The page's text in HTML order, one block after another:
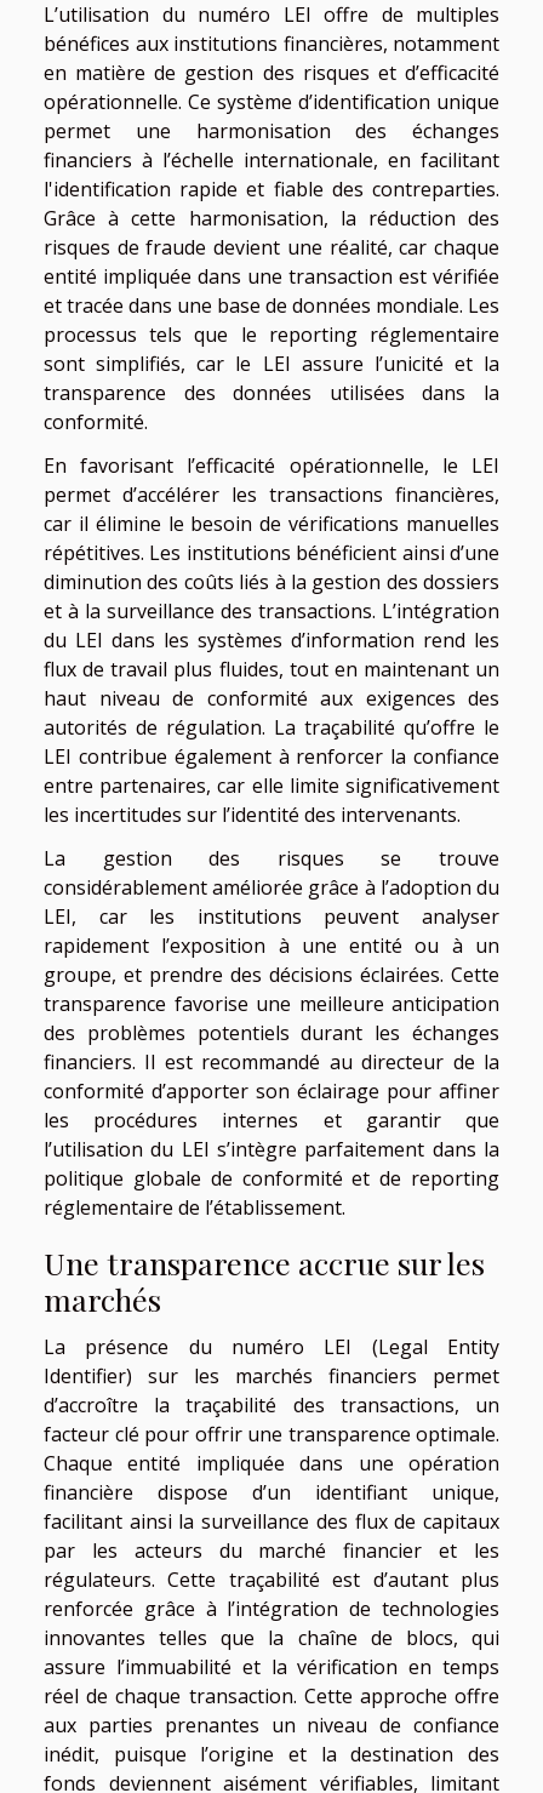
L’utilisation du numéro LEI offre de multiples
bénéfices aux institutions financières, notamment
en matière de gestion des risques et d’efficacité
opérationnelle. Ce système d’identification unique
permet une harmonisation des échanges
financiers à l’échelle internationale, en facilitant
l'identification rapide et fiable des contreparties.
Grâce à cette harmonisation, la réduction des
risques de fraude devient une réalité, car chaque
entité impliquée dans une transaction est vérifiée
et tracée dans une base de données mondiale. Les
processus tels que le reporting réglementaire
sont simplifiés, car le LEI assure l’unicité et la
transparence des données utilisées dans la
conformité.
En favorisant l’efficacité opérationnelle, le LEI
permet d’accélérer les transactions financières,
car il élimine le besoin de vérifications manuelles
répétitives. Les institutions bénéficient ainsi d’une
diminution des coûts liés à la gestion des dossiers
et à la surveillance des transactions. L’intégration
du LEI dans les systèmes d’information rend les
flux de travail plus fluides, tout en maintenant un
haut niveau de conformité aux exigences des
autorités de régulation. La traçabilité qu’offre le
LEI contribue également à renforcer la confiance
entre partenaires, car elle limite significativement
les incertitudes sur l’identité des intervenants.
La gestion des risques se trouve
considérablement améliorée grâce à l’adoption du
LEI, car les institutions peuvent analyser
rapidement l’exposition à une entité ou à un
groupe, et prendre des décisions éclairées. Cette
transparence favorise une meilleure anticipation
des problèmes potentiels durant les échanges
financiers. Il est recommandé au directeur de la
conformité d’apporter son éclairage pour affiner
les procédures internes et garantir que
l’utilisation du LEI s’intègre parfaitement dans la
politique globale de conformité et de reporting
réglementaire de l’établissement.
Une transparence accrue sur les
marchés
La présence du numéro LEI (Legal Entity
Identifier) sur les marchés financiers permet
d’accroître la traçabilité des transactions, un
facteur clé pour offrir une transparence optimale.
Chaque entité impliquée dans une opération
financière dispose d’un identifiant unique,
facilitant ainsi la surveillance des flux de capitaux
par les acteurs du marché financier et les
régulateurs. Cette traçabilité est d’autant plus
renforcée grâce à l’intégration de technologies
innovantes telles que la chaîne de blocs, qui
assure l’immuabilité et la vérification en temps
réel de chaque transaction. Cette approche offre
aux parties prenantes un niveau de confiance
inédit, puisque l’origine et la destination des
fonds deviennent aisément vérifiables, limitant